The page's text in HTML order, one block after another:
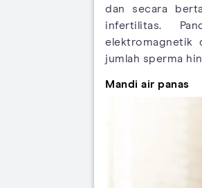
dan secara
infertilitas.
elektromagnetik
jumlah sperma
Mandi air panas